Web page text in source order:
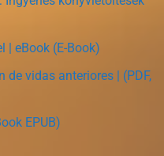
| eBook (E-Book)
de vidas anteriores | (PDF,
EPUB)